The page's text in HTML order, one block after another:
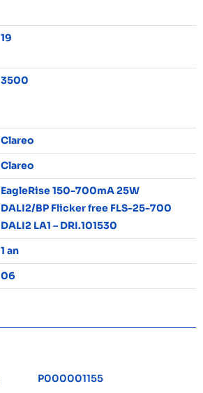
19
3500
Clareo
Clareo
EagleRise 150-700mA 25W
DALI2/BP Flicker free FLS-25-700
DALI2 LA1 – DRI.101530
1 an
06
P000001155